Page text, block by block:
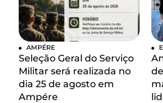
AMPÉRE
Seleção Geral do Serviço
Militar será realizada no
dia 25 de agosto em
Ampére